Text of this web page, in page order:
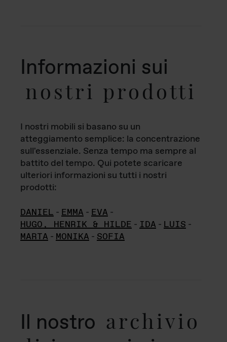
Informazioni sui
nostri prodotti
I nostri mobili si basano su un
atteggiamento semplice: la concentrazione
sull'essenziale. Senza tempo ma sempre al
battito del tempo. Qui potete scaricare
ulteriori informazioni su tutti i nostri
prodotti:
DANIEL - EMMA - EVA -
HUGO, HENRIK & HILDE - IDA - LUIS -
MARTA - MONIKA - SOFIA
Il nostro archivio